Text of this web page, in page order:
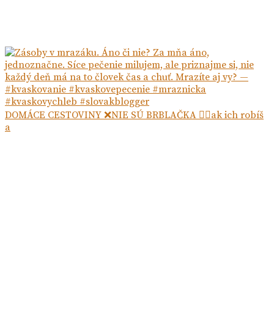
DOMÁCE CESTOVINY ❌NIE SÚ BRBLAČKA ☝🏻ak ich robíš
a